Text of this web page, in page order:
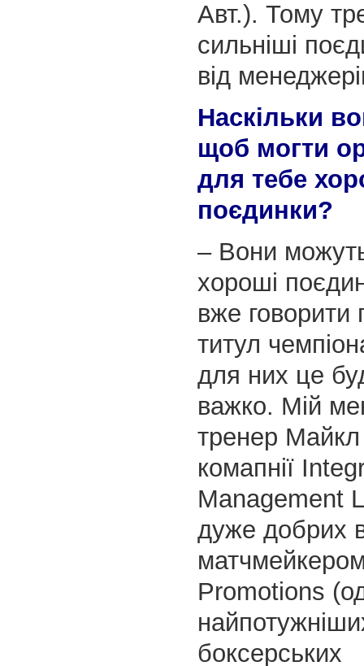
Авт.). Тому
сильніші
від
Наскільки
щоб могти
для тебе
поєдинки?
– Вони
хороші
вже говорити
титул
для них це
важко. Мій
тренер Майкл
комапнії
Management
дуже добрих
Promotions
боксерських